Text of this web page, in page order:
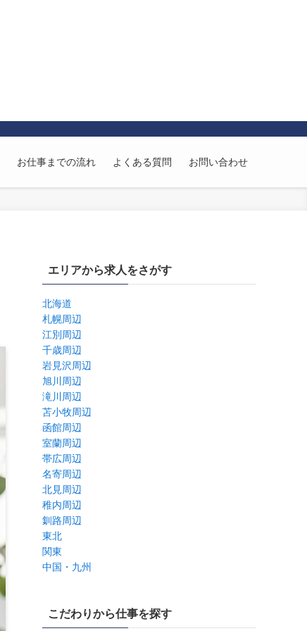
お仕事までの流れ よくある質問 お問い合わせ
エリアから求人をさがす
北海道
札幌周辺
江別周辺
千歳周辺
岩見沢周辺
旭川周辺
滝川周辺
苫小牧周辺
函館周辺
室蘭周辺
帯広周辺
名寄周辺
北見周辺
稚内周辺
釧路周辺
東北
関東
中国・九州
こだわりから仕事を探す